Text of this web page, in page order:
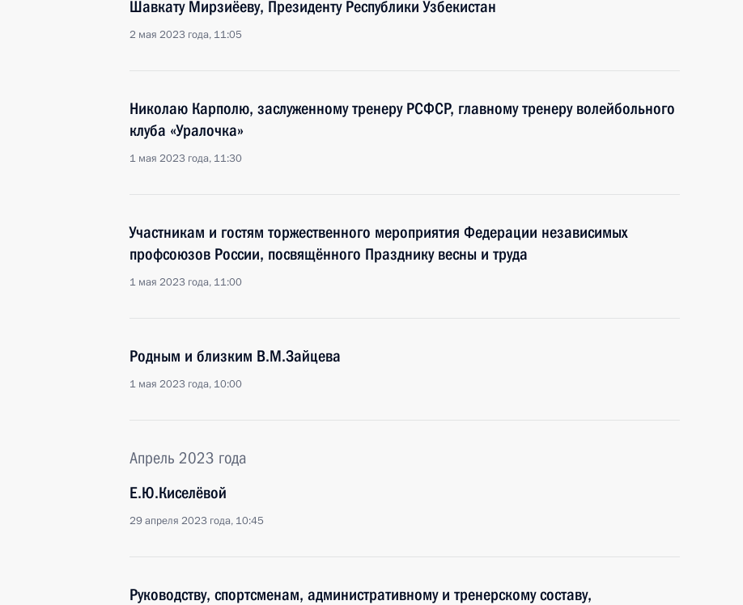
Шавкату Мирзиёеву, Президенту Республики Узбекистан
2 мая 2023 года, 11:05
Николаю Карполю, заслуженному тренеру РСФСР, главному тренеру волейбольного
клуба «Уралочка»
1 мая 2023 года, 11:30
Участникам и гостям торжественного мероприятия Федерации независимых
профсоюзов России, посвящённого Празднику весны и труда
1 мая 2023 года, 11:00
Родным и близким В.М.Зайцева
1 мая 2023 года, 10:00
Апрель 2023 года
Е.Ю.Киселёвой
29 апреля 2023 года, 10:45
Руководству, спортсменам, административному и тренерскому составу,